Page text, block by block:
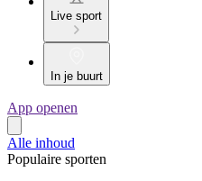
Live sport
In je buurt
App openen
Alle inhoud
Populaire sporten